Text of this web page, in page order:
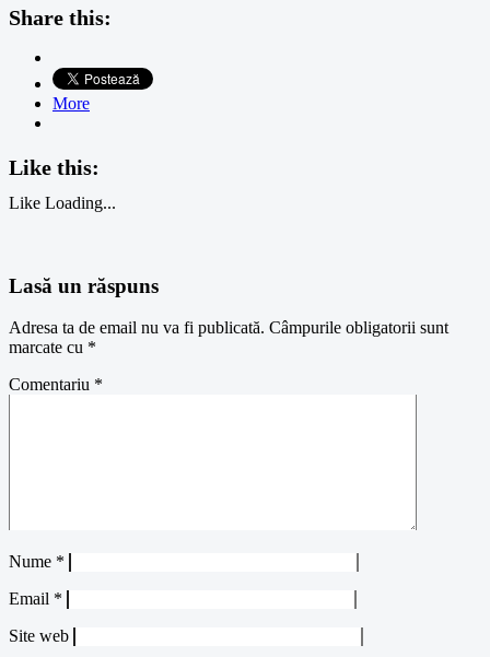
Share this:
More
Like this:
Like Loading...
Lasă un răspuns
Adresa ta de email nu va fi publicată. Câmpurile obligatorii sunt
marcate cu *
Comentariu *
Nume *
Email *
Site web